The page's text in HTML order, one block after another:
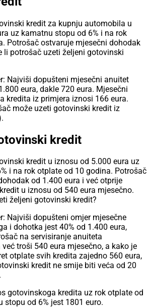
kredit za kupnju automobila u
uz kamatnu stopu od 6% i na rok
Potrošač ostvaruje mjesečni dohodak
li potrošač uzeti željeni gotovinski
Najviši dopušteni mjesečni anuitet
eura, dakle 720 eura. Mjesečni
kredita iz primjera iznosi 166 eura.
može uzeti gotovinski kredit iz
kredit
kredit u iznosu od 5.000 eura uz
i na rok otplate od 10 godina. Potrošač
od 1.400 eura i već otprije
u iznosu od 540 eura mjesečno.
željeni gotovinski kredit?
Najviši dopušteni omjer mjesečne
i dohotka jest 40% od 1.400 eura,
na servisiranje anuiteta
troši 540 eura mjesečno, a kako je
otplate svih kredita zajedno 560 eura,
kredit ne smije biti veća od 20
gotovinskoga kredita uz rok otplate od
stopu od 6% jest 1801 euro.